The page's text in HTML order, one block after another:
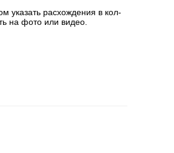
указать расхождения в кол-
на фото или видео.